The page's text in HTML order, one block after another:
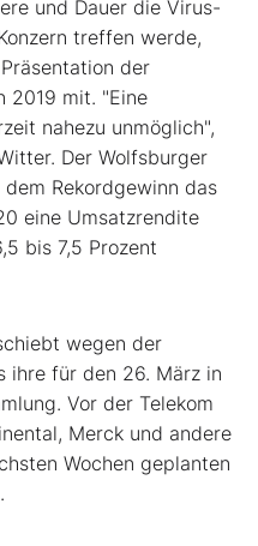
und Dauer die Virus-
treffen werde,
der
2019 mit. "Eine
nahezu unmöglich",
Der Wolfsburger
Rekordgewinn das
eine Umsatzrendite
bis 7,5 Prozent
wegen der
ihre für den 26. März in
Vor der Telekom
Merck und andere
Wochen geplanten